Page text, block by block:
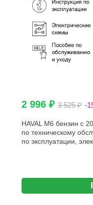
2 996 ₽ 3 525 ₽ -
HAVAL M6 бензин с
по техническому
по эксплуатации,